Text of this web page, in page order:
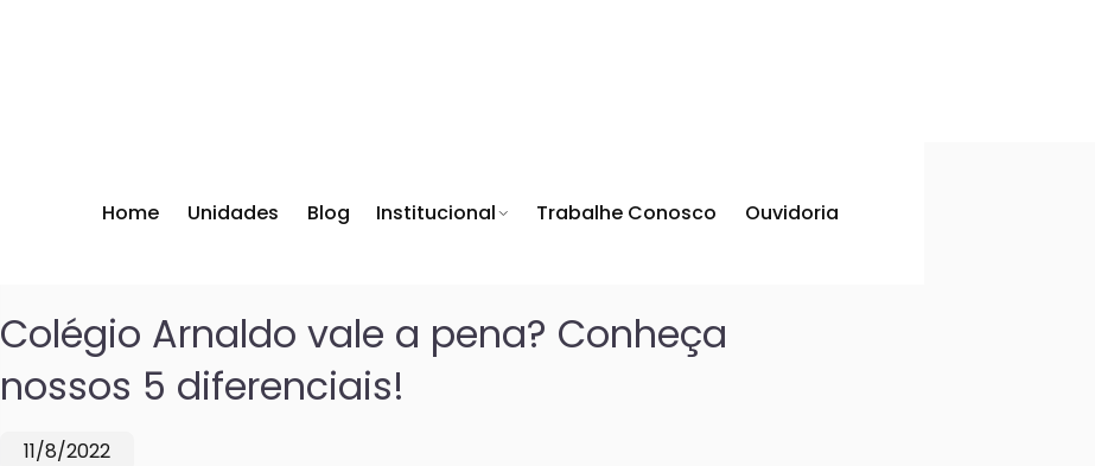
Home Unidades Blog Institucional Trabalhe Conosco Ouvidoria
Colégio Arnaldo vale a pena? Conheça
nossos 5 diferenciais!
11/8/2022